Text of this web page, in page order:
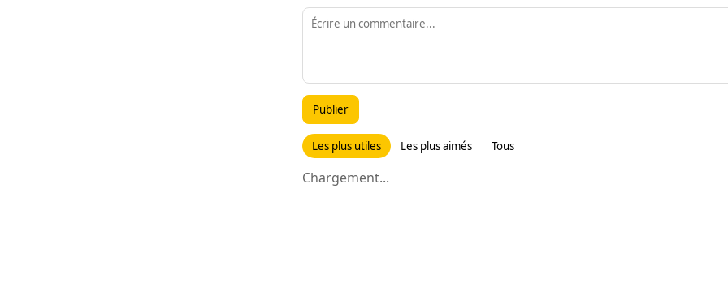
Publier
Les plus utiles Les plus aimés Tous
Chargement...